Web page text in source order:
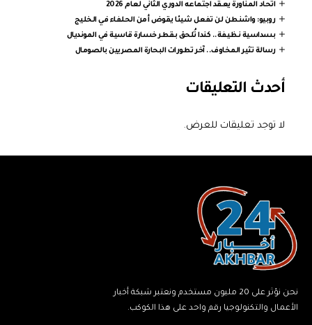
اتحاد المناورة يعقد اجتماعه الدوري الثاني لعام 2026
روبيو: واشنطن لن تفعل شيئا يقوض أمن الحلفاء في الخليج
بسداسية نظيفة.. كندا تُلحق بقطر خسارة قاسية في المونديال
رسالة تثير المخاوف.. آخر تطورات البحارة المصريين بالصومال
أحدث التعليقات
لا توجد تعليقات للعرض.
نحن نؤثر على 20 مليون مستخدم ونعتبر شبكة أخبار
الأعمال والتكنولوجيا رقم واحد على هذا الكوكب.